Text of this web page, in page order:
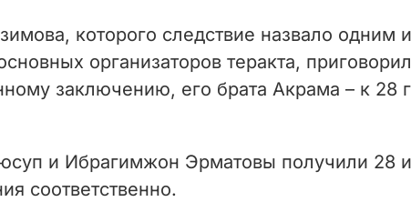
i
d
o
которого следствие назвало одним
организаторов теракта,
заключению, его брата Акрама – к 28
и Ибрагимжон Эрматовы получили 28
соответственно.